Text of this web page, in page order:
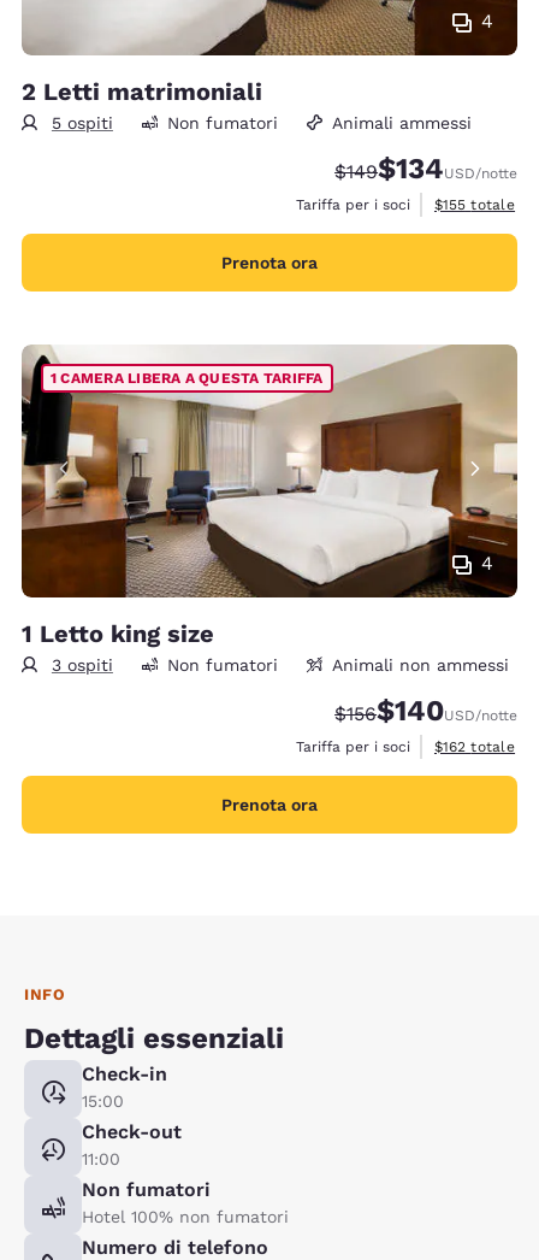
4
2 Letti matrimoniali
5 ospiti Non fumatori Animali ammessi
Tariffa di barratura:
$149Tariffa scontata:
$134USD/notte
Tariffa per i soci
Visualizza i
$155 totale
Prenota ora
4
1 CAMERA LIBERA A QUESTA TARIFFA
1 Letto king size
3 ospiti Non fumatori Animali non ammessi
Tariffa di barratura:
$156Tariffa scontata:
$140USD/notte
Tariffa per i soci
Visualizza i
$162 totale
Prenota ora
INFO
Dettagli essenziali
Check-in
15:00
Check-out
11:00
Non fumatori
Hotel 100% non fumatori
Numero di telefono